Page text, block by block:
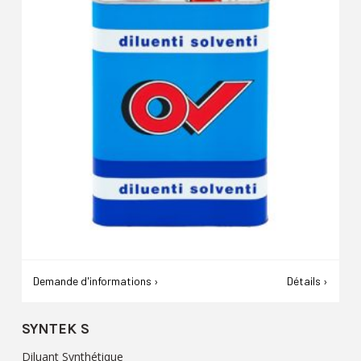
Demande d'informations › Détails ›
SYNTEK S
Diluant Synthétique